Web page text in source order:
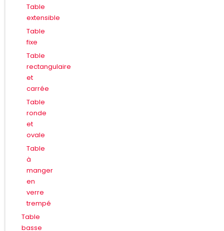
Table
extensible
Table
fixe
Table
rectangulaire
et
carrée
Table
ronde
et
ovale
Table
à
manger
en
verre
trempé
Table
basse